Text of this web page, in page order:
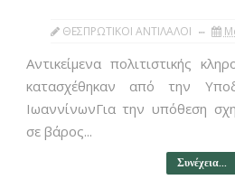
ΘΕΣΠΡΩΤΙΚΟΙ ΑΝΤΙΛΑΛΟΙ
Αντικείμενα πολιτιστικής
κατασχέθηκαν από την
ΙωαννίνωνΓια την υπόθεση
σε βάρος...
Συνέχεια...